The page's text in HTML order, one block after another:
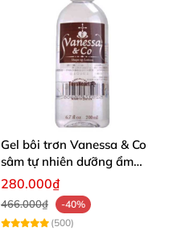
Gel bôi trơn Vanessa & Co
sâm tự nhiên dưỡng ẩm
chống viêm 200ml Nhật
280.000₫
466.000₫
-40%
(500)